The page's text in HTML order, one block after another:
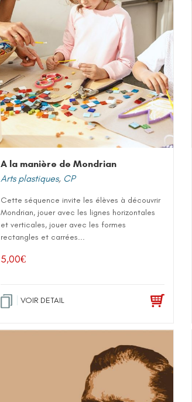
A la manière de Mondrian
Arts plastiques, CP
Cette séquence invite les élèves à découvrir
Mondrian, jouer avec les lignes horizontales
et verticales, jouer avec les formes
rectangles et carrées...
5,00€
VOIR DETAIL